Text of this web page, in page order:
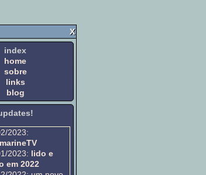
X
index
home
sobre
links
blog
2023:
2023: lido e
em 2022